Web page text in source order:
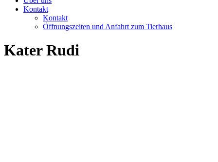
Kontakt
Kontakt
Öffnungszeiten und Anfahrt zum Tierhaus
Kater Rudi